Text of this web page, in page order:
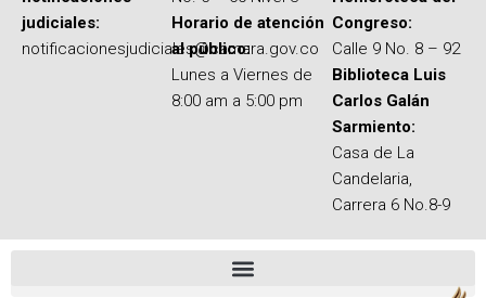
judiciales:
notificacionesjudiciales@camara.gov.co
Horario de atención
al público:
Lunes a Viernes de
8:00 am a 5:00 pm
Congreso:
Calle 9 No. 8 – 92
Biblioteca Luis
Carlos Galán
Sarmiento:
Casa de La
Candelaria,
Carrera 6 No.8-9